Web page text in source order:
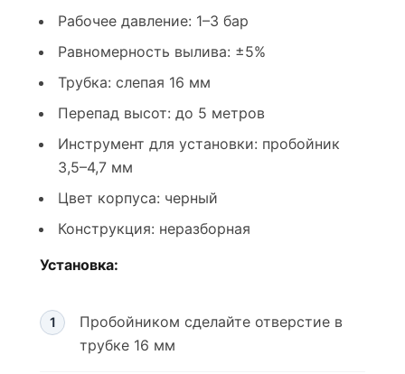
Рабочее давление: 1–3 бар
Равномерность вылива: ±5%
Трубка: слепая 16 мм
Перепад высот: до 5 метров
Инструмент для установки: пробойник
3,5–4,7 мм
Цвет корпуса: черный
Конструкция: неразборная
Установка:
Пробойником сделайте отверстие в
трубке 16 мм